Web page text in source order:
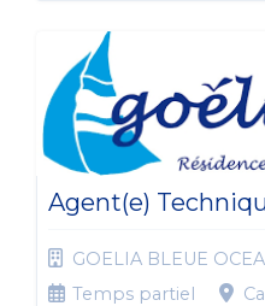
Agent(e)
GOELIA BLEUE
Temps partiel